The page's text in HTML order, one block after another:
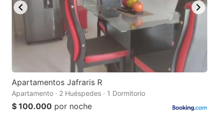
Apartamentos Jafraris R
Apartamento · 2 Huéspedes · 1 Dormitorio
$ 100.000 por noche